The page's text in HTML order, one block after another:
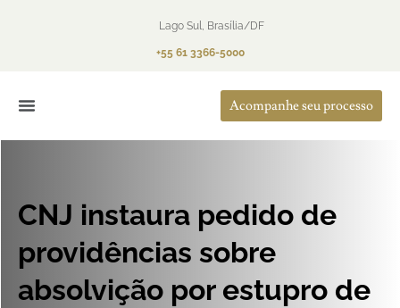
Lago Sul, Brasília/DF
+55 61 3366-5000
Acompanhe seu processo
CNJ instaura pedido de
providências sobre
absolvição por estupro de